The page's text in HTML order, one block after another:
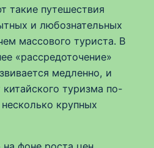
такие путешествия
и любознательных
массового туриста. В
«рассредоточение»
медленно, и
туризма по-
крупных